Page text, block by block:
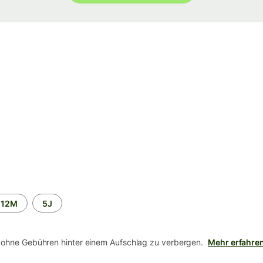
12M 5J
Gebühren hinter einem Aufschlag zu verbergen. Mehr